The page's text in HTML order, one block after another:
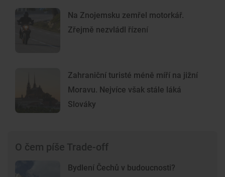
Na Znojemsku zemřel motorkář.
Zřejmě nezvládl řízení
Zahraniční turisté méně míří na jižní
Moravu. Nejvíce však stále láká
Slováky
O čem píše Trade-off
Bydlení Čechů v budoucnosti?